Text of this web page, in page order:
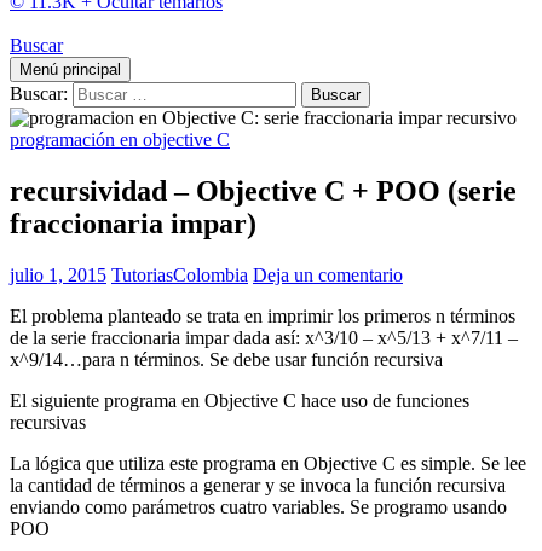
Buscar
Menú principal
Buscar:
programación en objective C
recursividad – Objective C + POO (serie
fraccionaria impar)
julio 1, 2015 TutoriasColombia Deja un comentario
El problema planteado se trata en imprimir los primeros n términos
de la serie fraccionaria impar dada así: x^3/10 – x^5/13 + x^7/11 –
x^9/14…para n términos. Se debe usar función recursiva
El siguiente programa en Objective C hace uso de funciones
recursivas
La lógica que utiliza este programa en Objective C es simple. Se lee
la cantidad de términos a generar y se invoca la función recursiva
enviando como parámetros cuatro variables. Se programo usando
POO